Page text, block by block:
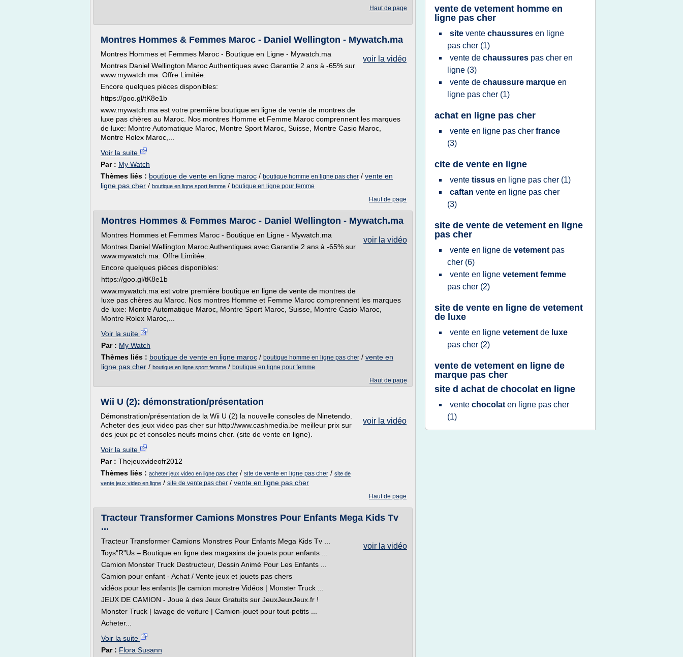
Haut de page
Montres Hommes & Femmes Maroc - Daniel Wellington - Mywatch.ma
voir la vidéo
Montres Hommes et Femmes Maroc - Boutique en Ligne - Mywatch.ma
Montres Daniel Wellington Maroc Authentiques avec Garantie 2 ans à -65% sur
www.mywatch.ma. Offre Limitée.
Encore quelques pièces disponibles:
https://goo.gl/tK8e1b
www.mywatch.ma est votre première boutique en ligne de vente de montres de
luxe pas chères au Maroc. Nos montres Homme et Femme Maroc comprennent les marques
de luxe: Montre Automatique Maroc, Montre Sport Maroc, Suisse, Montre Casio Maroc,
Montre Rolex Maroc,...
Voir la suite
Par : My Watch
Thèmes liés : boutique de vente en ligne maroc / boutique homme en ligne pas cher / vente en
ligne pas cher / boutique en ligne sport femme / boutique en ligne pour femme
Haut de page
Montres Hommes & Femmes Maroc - Daniel Wellington - Mywatch.ma
voir la vidéo
Montres Hommes et Femmes Maroc - Boutique en Ligne - Mywatch.ma
Montres Daniel Wellington Maroc Authentiques avec Garantie 2 ans à -65% sur
www.mywatch.ma. Offre Limitée.
Encore quelques pièces disponibles:
https://goo.gl/tK8e1b
www.mywatch.ma est votre première boutique en ligne de vente de montres de
luxe pas chères au Maroc. Nos montres Homme et Femme Maroc comprennent les marques
de luxe: Montre Automatique Maroc, Montre Sport Maroc, Suisse, Montre Casio Maroc,
Montre Rolex Maroc,...
Voir la suite
Par : My Watch
Thèmes liés : boutique de vente en ligne maroc / boutique homme en ligne pas cher / vente en
ligne pas cher / boutique en ligne sport femme / boutique en ligne pour femme
Haut de page
Wii U (2): démonstration/présentation
voir la vidéo
Démonstration/présentation de la Wii U (2) la nouvelle consoles de Ninetendo.
Acheter des jeux video pas cher sur http://www.cashmedia.be meilleur prix sur
des jeux pc et consoles neufs moins cher. (site de vente en ligne).
Voir la suite
Par : Thejeuxvideofr2012
Thèmes liés : acheter jeux video en ligne pas cher / site de vente en ligne pas cher / site de
vente jeux video en ligne / site de vente pas cher / vente en ligne pas cher
Haut de page
Tracteur Transformer Camions Monstres Pour Enfants Mega Kids Tv
...
voir la vidéo
Tracteur Transformer Camions Monstres Pour Enfants Mega Kids Tv ...
Toys"R"Us – Boutique en ligne des magasins de jouets pour enfants ...
Camion Monster Truck Destructeur, Dessin Animé Pour Les Enfants ...
Camion pour enfant - Achat / Vente jeux et jouets pas chers
vidéos pour les enfants |le camion monstre Vidéos | Monster Truck ...
JEUX DE CAMION - Joue à des Jeux Gratuits sur JeuxJeuxJeux.fr !
Monster Truck | lavage de voiture | Camion-jouet pour tout-petits ...
Acheter...
Voir la suite
Par : Flora Susann
vente de vetement homme en
ligne pas cher
site vente chaussures en ligne
pas cher (1)
vente de chaussures pas cher en
ligne (3)
vente de chaussure marque en
ligne pas cher (1)
achat en ligne pas cher
vente en ligne pas cher france
(3)
cite de vente en ligne
vente tissus en ligne pas cher (1)
caftan vente en ligne pas cher
(3)
site de vente de vetement en ligne
pas cher
vente en ligne de vetement pas
cher (6)
vente en ligne vetement femme
pas cher (2)
site de vente en ligne de vetement
de luxe
vente en ligne vetement de luxe
pas cher (2)
vente de vetement en ligne de
marque pas cher
site d achat de chocolat en ligne
vente chocolat en ligne pas cher
(1)